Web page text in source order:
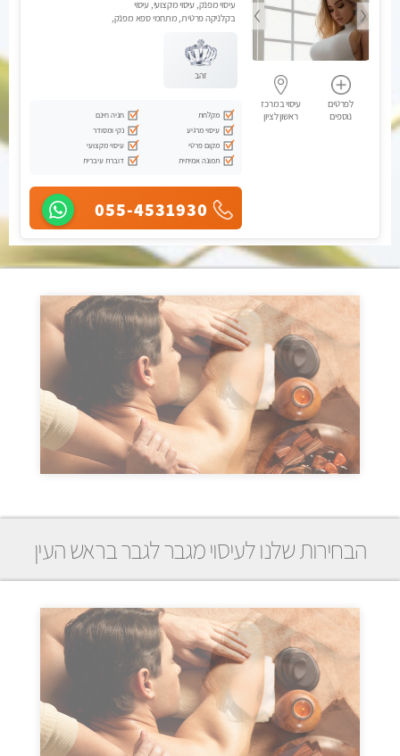
לפרטים
נוספים
עיסוי במרכז
ראשון לציון
עיסוי מפנק, עיסוי מקצועי, עיסוי
בקלניקה פרטית, מתחמי ספא מפנק,
זהב
מקלחת
חניה חינם
עיסוי מרגיע
נקי ומסודר
מקום פרטי
עיסוי מקצועי
תמונה אמיתית
דוברת עיברית
055-4531930
הבחירות שלנו לעיסוי מגבר לגבר בראש העין